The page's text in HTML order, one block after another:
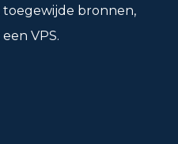
toegewijde bronnen,
VPS.